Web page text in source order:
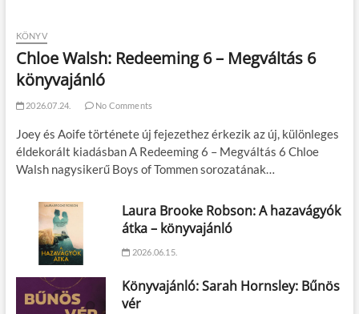
KÖNYV
Chloe Walsh: Redeeming 6 – Megváltás 6
könyvajánló
2026.07.24. No Comments
Joey és Aoife története új fejezethez érkezik az új, különleges
éldekorált kiadásban A Redeeming 6 – Megváltás 6 Chloe
Walsh nagysikerű Boys of Tommen sorozatának…
Laura Brooke Robson: A hazavágyók
átka – könyvajánló
2026.06.15.
Könyvajánló: Sarah Hornsley: Bűnös
vér